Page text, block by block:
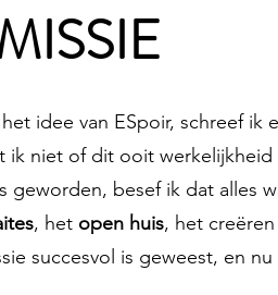
idee van ESpoir, schreef
ik niet of dit ooit
geworden, besef ik dat alles
, het open huis, het creëren
succesvol is geweest, en